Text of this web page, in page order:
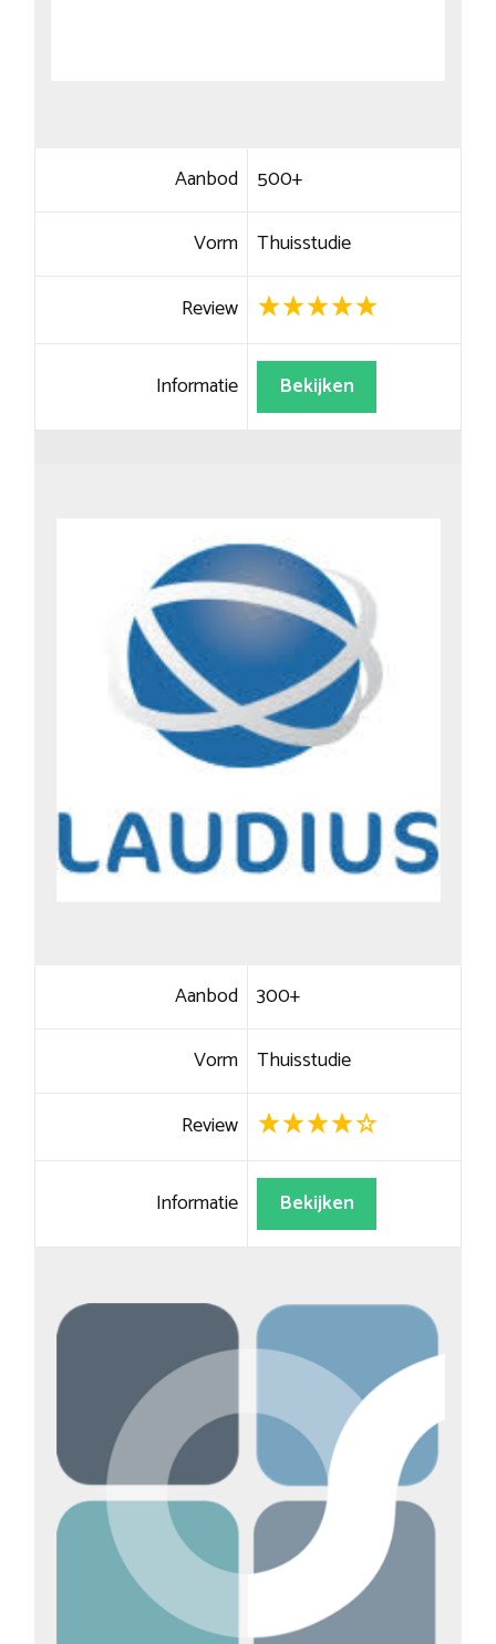
Aanbod 500+
Vorm Thuisstudie
Review
Informatie Bekijken
Aanbod 300+
Vorm Thuisstudie
Review
Informatie Bekijken